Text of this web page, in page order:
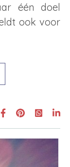
één doel
ook voor